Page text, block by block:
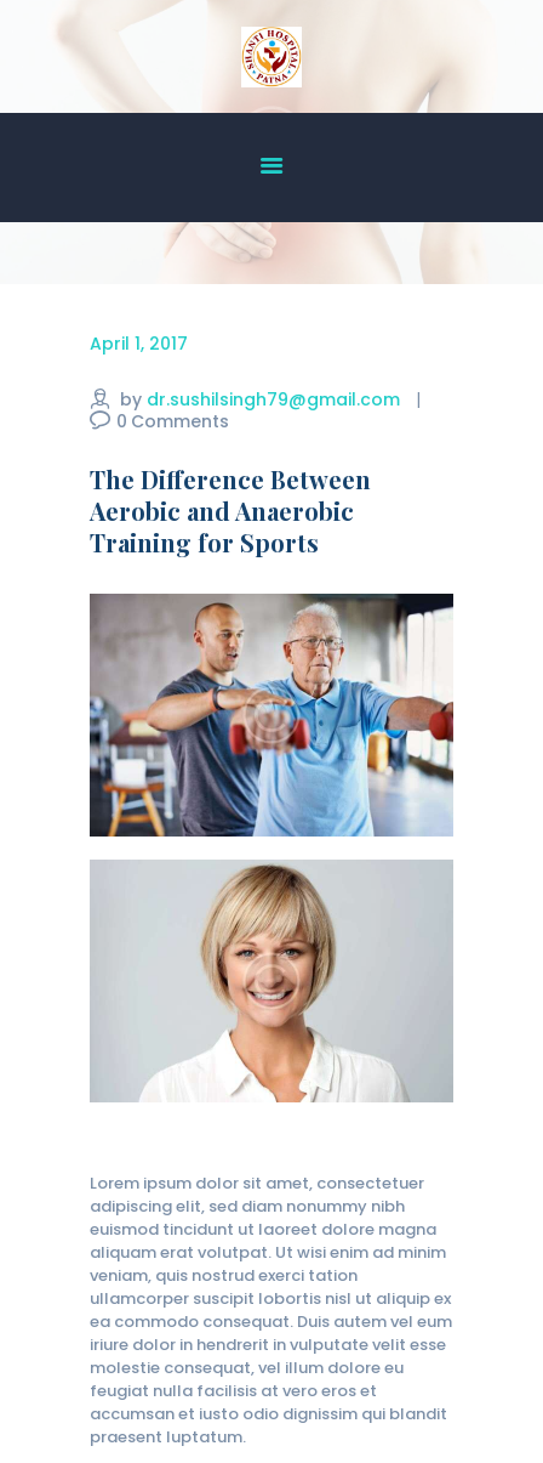
OUR SERVICES
DOCTOR’S LIST
BLOG
CONTACT US
April 1, 2017
by dr.sushilsingh79@gmail.com
0 Comments
The Difference Between
Aerobic and Anaerobic
Training for Sports
Lorem ipsum dolor sit amet, consectetuer
adipiscing elit, sed diam nonummy nibh
euismod tincidunt ut laoreet dolore magna
aliquam erat volutpat. Ut wisi enim ad minim
veniam, quis nostrud exerci tation
ullamcorper suscipit lobortis nisl ut aliquip ex
ea commodo consequat. Duis autem vel eum
iriure dolor in hendrerit in vulputate velit esse
molestie consequat, vel illum dolore eu
feugiat nulla facilisis at vero eros et
accumsan et iusto odio dignissim qui blandit
praesent luptatum.